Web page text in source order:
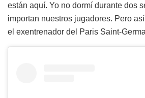
están aquí. Yo no dormí durante dos
importan nuestros jugadores. Pero
el exentrenador del Paris Saint-